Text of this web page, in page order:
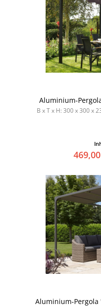
Aluminium-
B x T x H: 300 x 300 x
Aluminium-Pergola